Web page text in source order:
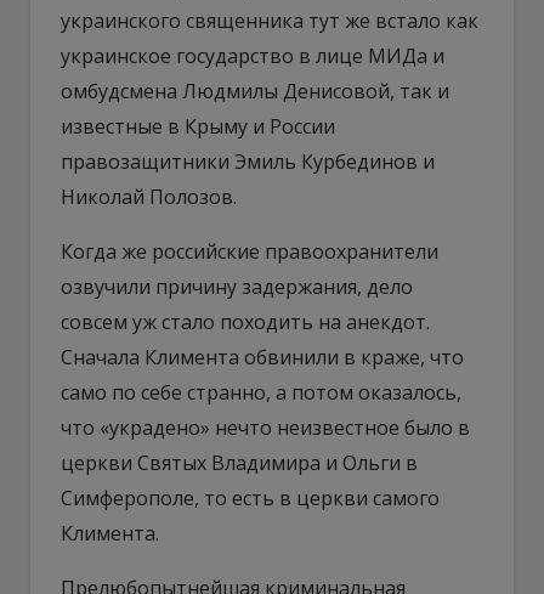
украинского священника тут же встало как
украинское государство в лице МИДа и
омбудсмена Людмилы Денисовой, так и
известные в Крыму и России
правозащитники Эмиль Курбединов и
Николай Полозов.
Когда же российские правоохранители
озвучили причину задержания, дело
совсем уж стало походить на анекдот.
Сначала Климента обвинили в краже, что
само по себе странно, а потом оказалось,
что «украдено» нечто неизвестное было в
церкви Святых Владимира и Ольги в
Симферополе, то есть в церкви самого
Климента.
Прелюбопытнейшая криминальная